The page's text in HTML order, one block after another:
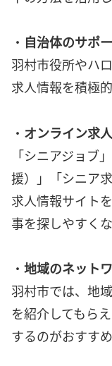
・ 自治体のサポ
羽村市役所やハ
求人情報を積極
・ オンライン求
「シニアジョブ
援）」「シニア
求人情報サイト
事を探しやすくな
・ 地域のネット
羽村市では、地
を紹介してもら
するのがおすすめ